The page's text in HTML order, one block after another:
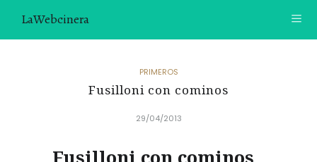
LaWebcinera
VIDEORECETAS
PRIMEROS
Fusilloni con cominos
29/04/2013
Fusilloni con cominos